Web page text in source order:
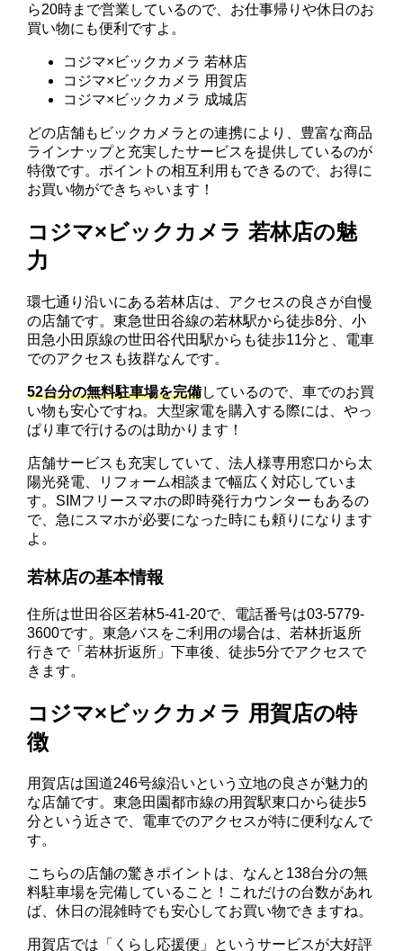
ら20時まで営業しているので、お仕事帰りや休日のお
買い物にも便利ですよ。
コジマ×ビックカメラ 若林店
コジマ×ビックカメラ 用賀店
コジマ×ビックカメラ 成城店
どの店舗もビックカメラとの連携により、豊富な商品
ラインナップと充実したサービスを提供しているのが
特徴です。ポイントの相互利用もできるので、お得に
お買い物ができちゃいます！
コジマ×ビックカメラ 若林店の魅
力
環七通り沿いにある若林店は、アクセスの良さが自慢
の店舗です。東急世田谷線の若林駅から徒歩8分、小
田急小田原線の世田谷代田駅からも徒歩11分と、電車
でのアクセスも抜群なんです。
52台分の無料駐車場を完備しているので、車でのお買
い物も安心ですね。大型家電を購入する際には、やっ
ぱり車で行けるのは助かります！
店舗サービスも充実していて、法人様専用窓口から太
陽光発電、リフォーム相談まで幅広く対応していま
す。SIMフリースマホの即時発行カウンターもあるの
で、急にスマホが必要になった時にも頼りになります
よ。
若林店の基本情報
住所は世田谷区若林5-41-20で、電話番号は03-5779-
3600です。東急バスをご利用の場合は、若林折返所
行きで「若林折返所」下車後、徒歩5分でアクセスで
きます。
コジマ×ビックカメラ 用賀店の特
徴
用賀店は国道246号線沿いという立地の良さが魅力的
な店舗です。東急田園都市線の用賀駅東口から徒歩5
分という近さで、電車でのアクセスが特に便利なんで
す。
こちらの店舗の驚きポイントは、なんと138台分の無
料駐車場を完備していること！これだけの台数があれ
ば、休日の混雑時でも安心してお買い物できますね。
用賀店では「くらし応援便」というサービスが大好評